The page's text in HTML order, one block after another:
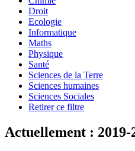
Droit
Ecologie
Informatique
Maths
Physique
Santé
Sciences de la Terre
Sciences humaines
Sciences Sociales
Retirer ce filtre
Actuellement : 2019-